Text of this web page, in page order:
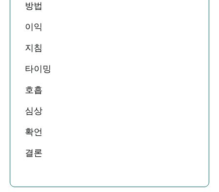
방법
이익
지침
타이밍
호흡
심상
확언
결론